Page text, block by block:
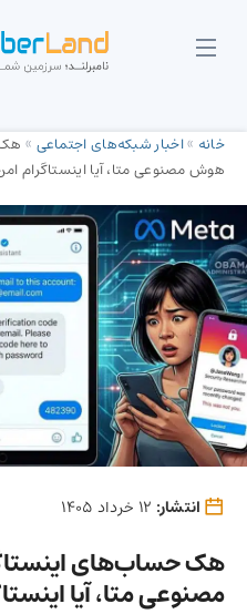
خانه »اخبار شبکه‌های اجتماعی »
هوش مصنوعی متا، آیا اینستاگرام
انتشار:
هک حساب‌های
مصنوعی متا، آیا